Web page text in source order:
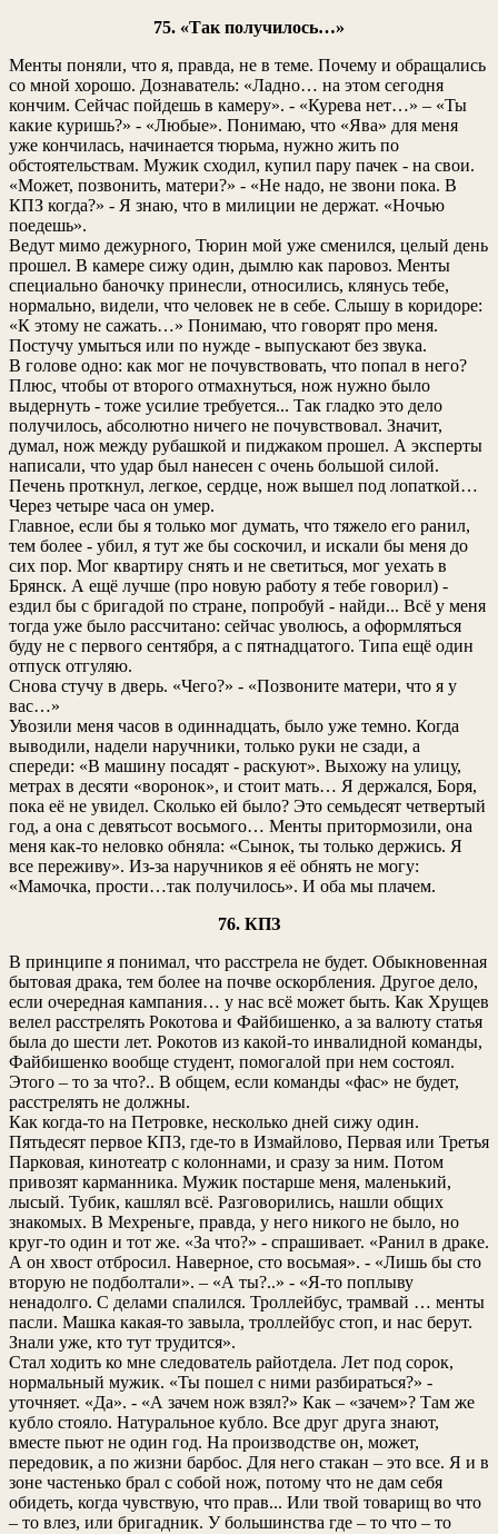
75. «Так получилось…»
Менты поняли, что я, правда, не в теме. Почему и обращались
со мной хорошо. Дознаватель: «Ладно… на этом сегодня
кончим. Сейчас пойдешь в камеру». - «Курева нет…» – «Ты
какие куришь?» - «Любые». Понимаю, что «Ява» для меня
уже кончилась, начинается тюрьма, нужно жить по
обстоятельствам. Мужик сходил, купил пару пачек - на свои.
«Может, позвонить, матери?» - «Не надо, не звони пока. В
КПЗ когда?» - Я знаю, что в милиции не держат. «Ночью
поедешь».
Ведут мимо дежурного, Тюрин мой уже сменился, целый день
прошел. В камере сижу один, дымлю как паровоз. Менты
специально баночку принесли, относились, клянусь тебе,
нормально, видели, что человек не в себе. Слышу в коридоре:
«К этому не сажать…» Понимаю, что говорят про меня.
Постучу умыться или по нужде - выпускают без звука.
В голове одно: как мог не почувствовать, что попал в него?
Плюс, чтобы от второго отмахнуться, нож нужно было
выдернуть - тоже усилие требуется... Так гладко это дело
получилось, абсолютно ничего не почувствовал. Значит,
думал, нож между рубашкой и пиджаком прошел. А эксперты
написали, что удар был нанесен с очень большой силой.
Печень проткнул, легкое, сердце, нож вышел под лопаткой…
Через четыре часа он умер.
Главное, если бы я только мог думать, что тяжело его ранил,
тем более - убил, я тут же бы соскочил, и искали бы меня до
сих пор. Мог квартиру снять и не светиться, мог уехать в
Брянск. А ещё лучше (про новую работу я тебе говорил) -
ездил бы с бригадой по стране, попробуй - найди... Всё у меня
тогда уже было рассчитано: сейчас уволюсь, а оформляться
буду не с первого сентября, а с пятнадцатого. Типа ещё один
отпуск отгуляю.
Снова стучу в дверь. «Чего?» - «Позвоните матери, что я у
вас…»
Увозили меня часов в одиннадцать, было уже темно. Когда
выводили, надели наручники, только руки не сзади, а
спереди: «В машину посадят - раскуют». Выхожу на улицу,
метрах в десяти «воронок», и стоит мать… Я держался, Боря,
пока её не увидел. Сколько ей было? Это семьдесят четвертый
год, а она с девятьсот восьмого… Менты притормозили, она
меня как-то неловко обняла: «Сынок, ты только держись. Я
все переживу». Из-за наручников я её обнять не могу:
«Мамочка, прости…так получилось». И оба мы плачем.
76. КПЗ
В принципе я понимал, что расстрела не будет. Обыкновенная
бытовая драка, тем более на почве оскорбления. Другое дело,
если очередная кампания… у нас всё может быть. Как Хрущев
велел расстрелять Рокотова и Файбишенко, а за валюту статья
была до шести лет. Рокотов из какой-то инвалидной команды,
Файбишенко вообще студент, помогалой при нем состоял.
Этого – то за что?.. В общем, если команды «фас» не будет,
расстрелять не должны.
Как когда-то на Петровке, несколько дней сижу один.
Пятьдесят первое КПЗ, где-то в Измайлово, Первая или Третья
Парковая, кинотеатр с колоннами, и сразу за ним. Потом
привозят карманника. Мужик постарше меня, маленький,
лысый. Тубик, кашлял всё. Разговорились, нашли общих
знакомых. В Мехреньге, правда, у него никого не было, но
круг-то один и тот же. «За что?» - спрашивает. «Ранил в драке.
А он хвост отбросил. Наверное, сто восьмая». - «Лишь бы сто
вторую не подболтали». – «А ты?..» - «Я-то поплыву
ненадолго. С делами спалился. Троллейбус, трамвай … менты
пасли. Машка какая-то завыла, троллейбус стоп, и нас берут.
Знали уже, кто тут трудится».
Стал ходить ко мне следователь райотдела. Лет под сорок,
нормальный мужик. «Ты пошел с ними разбираться?» -
уточняет. «Да». - «А зачем нож взял?» Как – «зачем»? Там же
кубло стояло. Натуральное кубло. Все друг друга знают,
вместе пьют не один год. На производстве он, может,
передовик, а по жизни барбос. Для него стакан – это все. Я и в
зоне частенько брал с собой нож, потому что не дам себя
обидеть, когда чувствую, что прав... Или твой товарищ во что
– то влез, или бригадник. У большинства где – то что – то